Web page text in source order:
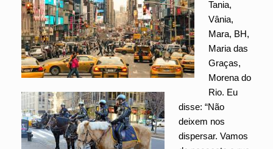
Tania,
Vânia,
Mara, BH,
Maria das
Graças,
Morena do
Rio. Eu
disse: “Não
deixem nos
dispersar. Vamos